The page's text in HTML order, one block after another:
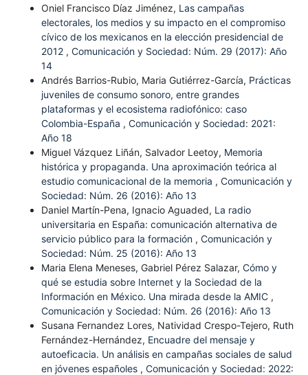
Oniel Francisco Díaz Jiménez, Las campañas
electorales, los medios y su impacto en el compromiso
cívico de los mexicanos en la elección presidencial de
2012 , Comunicación y Sociedad: Núm. 29 (2017): Año
14
Andrés Barrios-Rubio, Maria Gutiérrez-García, Prácticas
juveniles de consumo sonoro, entre grandes
plataformas y el ecosistema radiofónico: caso
Colombia-España , Comunicación y Sociedad: 2021:
Año 18
Miguel Vázquez Liñán, Salvador Leetoy, Memoria
histórica y propaganda. Una aproximación teórica al
estudio comunicacional de la memoria , Comunicación y
Sociedad: Núm. 26 (2016): Año 13
Daniel Martín-Pena, Ignacio Aguaded, La radio
universitaria en España: comunicación alternativa de
servicio público para la formación , Comunicación y
Sociedad: Núm. 25 (2016): Año 13
Maria Elena Meneses, Gabriel Pérez Salazar, Cómo y
qué se estudia sobre Internet y la Sociedad de la
Información en México. Una mirada desde la AMIC ,
Comunicación y Sociedad: Núm. 26 (2016): Año 13
Susana Fernandez Lores, Natividad Crespo-Tejero, Ruth
Fernández-Hernández, Encuadre del mensaje y
autoeficacia. Un análisis en campañas sociales de salud
en jóvenes españoles , Comunicación y Sociedad: 2022: